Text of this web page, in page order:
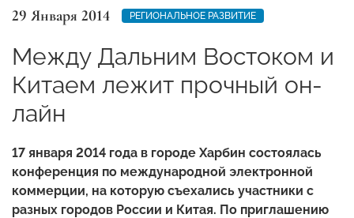
29 Января 2014 РЕГИОНАЛЬНОЕ РАЗВИТИЕ
Между Дальним Востоком и
Китаем лежит прочный он-
лайн
17 января 2014 года в городе Харбин состоялась
конференция по международной электронной
коммерции, на которую съехались участники с
разных городов России и Китая. По приглашению